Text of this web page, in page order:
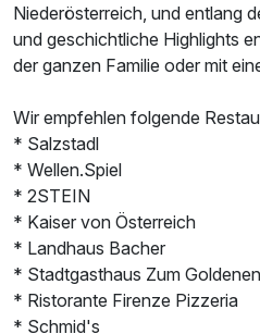
Niederösterreich, und entlang
und geschichtliche Highlights
der ganzen Familie oder mit
Wir empfehlen folgende
* Salzstadl
* Wellen.Spiel
* 2STEIN
* Kaiser von Österreich
* Landhaus Bacher
* Stadtgasthaus Zum
* Ristorante Firenze Pizzeria
* Schmid's